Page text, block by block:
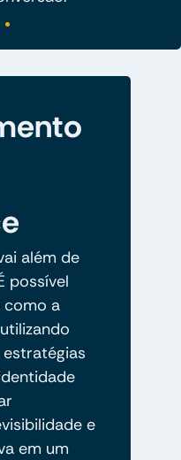
além de
possível
a
e
em um